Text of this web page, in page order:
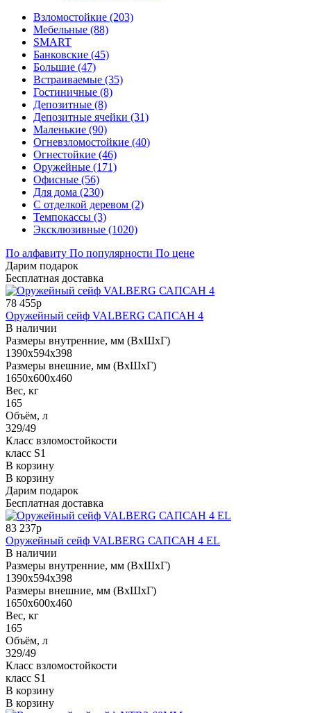
Взломостойкие (203)
Мебельные (88)
SMART
Банковские (45)
Большие (47)
Встраиваемые (35)
Гостиничные (8)
Депозитные (8)
Депозитные ячейки (31)
Маленькие (90)
Огневзломостойкие (40)
Огнестойкие (46)
Оружейные (171)
Офисные (56)
Для дома (230)
С отделкой деревом (2)
Темпокассы (3)
Эксклюзивные (1020)
По алфавиту По популярности По цене
Дарим подарок
Бесплатная доставка
78 455р
Оружейный сейф VALBERG САПСАН 4
В наличии
Размеры внутренние, мм (ВхШхГ)
1390x594x398
Размеры внешние, мм (ВхШхГ)
1650x600x460
Вес, кг
165
Объём, л
329/49
Класс взломостойкости
класс S1
В корзину
В корзину
Дарим подарок
Бесплатная доставка
83 237р
Оружейный сейф VALBERG САПСАН 4 EL
В наличии
Размеры внутренние, мм (ВхШхГ)
1390x594x398
Размеры внешние, мм (ВхШхГ)
1650x600x460
Вес, кг
165
Объём, л
329/49
Класс взломостойкости
класс S1
В корзину
В корзину